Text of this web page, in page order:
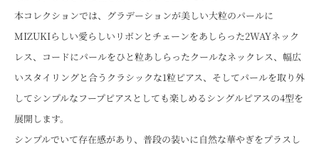
本コレクションでは、グラデーションが美しい大粒のパールに
MIZUKIらしい愛らしいリボンとチェーンをあしらった2WAYネック
レス、コードにパールをひと粒あしらったクールなネックレス、幅広
いスタイリングと合うクラシックな1粒ピアス、そしてパールを取り外
してシンプルなフープピアスとしても楽しめるシングルピアスの4型を
展開します。
シンプルでいて存在感があり、普段の装いに自然な華やぎをプラスし